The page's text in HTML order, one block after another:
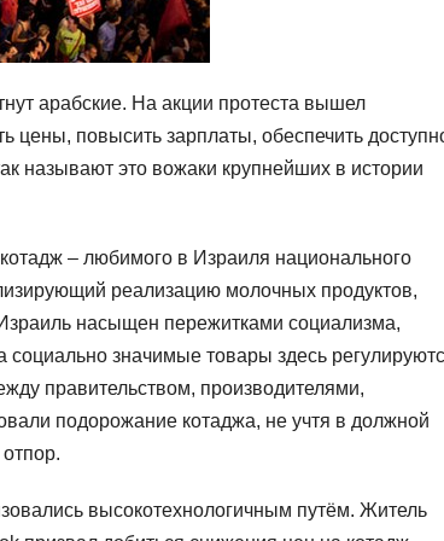
арабские. На акции протеста вышел
цены, повысить зарплаты, обеспечить
называют это вожаки крупнейших в истории
– любимого в Израиля национального
реализацию молочных продуктов,
насыщен пережитками социализма,
значимые товары здесь
правительством, производителями,
подорожание котаджа, не учтя в должной
высокотехнологичным путём. Житель